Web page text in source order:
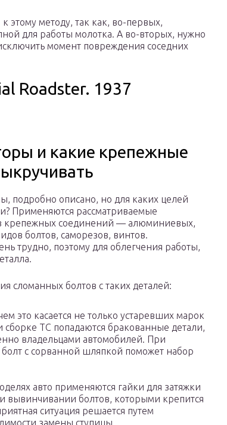
этому методу, так как, во-первых,
для работы молотка. А во-вторых, нужно
момент повреждения соседних
Roadster. 1937
и какие крепежные
подробно описано, но для каких целей
Применяются рассматриваемые
крепежных соединений — алюминиевых,
болтов, саморезов, винтов.
трудно, поэтому для облегчения работы,
сломанных болтов с таких деталей:
это касается не только устаревших марок
ТС попадаются бракованные детали,
владельцами автомобилей. При
с сорванной шляпкой поможет набор
авто применяются гайки для затяжки
вывинчивании болтов, которыми крепится
ситуация решается путем
замены ступицы